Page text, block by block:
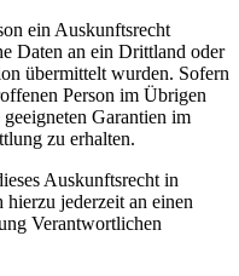
ein Auskunftsrecht
Daten an ein Drittland oder
übermittelt wurden. Sofern
Person im Übrigen
Garantien im
zu erhalten.
Auskunftsrecht in
jederzeit an einen
Verantwortlichen